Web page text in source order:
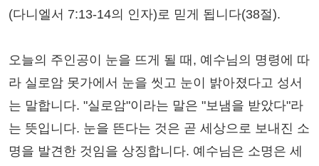
(다니엘서 7:13-14의 인자)로 믿게 됩니다(38절).
오늘의 주인공이 눈을 뜨게 될 때, 예수님의 명령에 따
라 실로암 못가에서 눈을 씻고 눈이 밝아졌다고 성서
는 말합니다. "실로암"이라는 말은 "보냄을 받았다"라
는 뜻입니다. 눈을 뜬다는 것은 곧 세상으로 보내진 소
명을 발견한 것임을 상징합니다. 예수님은 소명은 세